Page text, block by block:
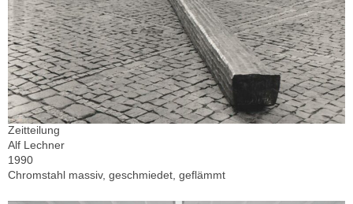
Zeitteilung
Alf Lechner
1990
Chromstahl massiv, geschmiedet, geflämmt